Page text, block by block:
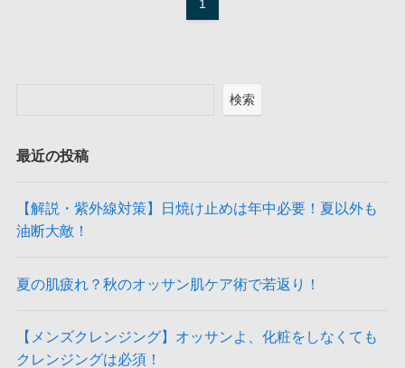
1
検索
最近の投稿
【解説・紫外線対策】日焼け止めは年中必要！夏以外も
油断大敵！
夏の肌疲れ？秋のオッサン肌ケア術で若返り！
【メンズクレンジング】オッサンよ、化粧をしなくても
クレンジングは必須！